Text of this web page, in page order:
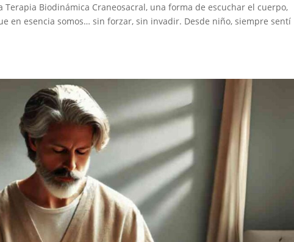
Biodinámica Craneosacral, una forma de escuchar el cuerpo,
en esencia somos… sin forzar, sin invadir. Desde niño, siempre sentí